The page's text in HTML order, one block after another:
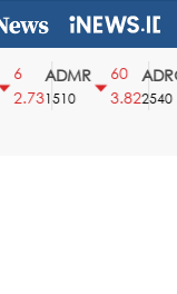
2.73
ADMR
1510
60
3.82
ADRO
2540